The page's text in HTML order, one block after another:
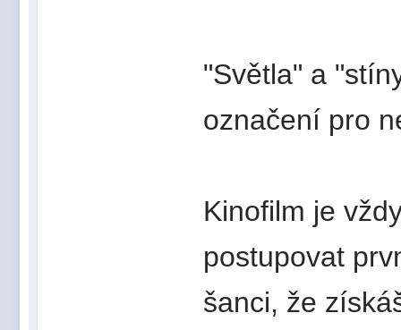
"Světla" a
označení pro
Kinofilm je
postupovat
šanci, že